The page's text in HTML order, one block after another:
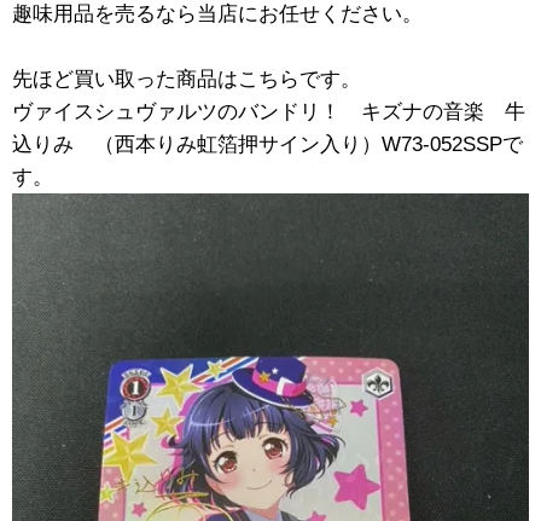
趣味用品を売るなら当店にお任せください。
先ほど買い取った商品はこちらです。
ヴァイスシュヴァルツのバンドリ！ キズナの音楽 牛
込りみ （西本りみ虹箔押サイン入り）W73-052SSPで
す。